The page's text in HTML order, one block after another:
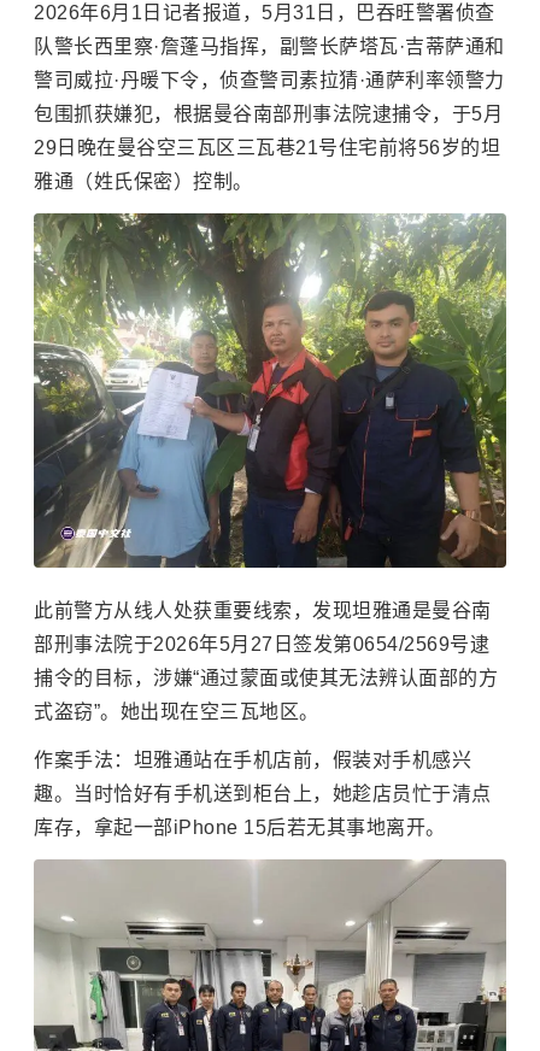
2026年6月1日记者报道，5月31日，巴吞旺警署侦查
队警长西里察·詹蓬马指挥，副警长萨塔瓦·吉蒂萨通和
警司威拉·丹暖下令，侦查警司素拉猜·通萨利率领警力
包围抓获嫌犯，根据曼谷南部刑事法院逮捕令，于5月
29日晚在曼谷空三瓦区三瓦巷21号住宅前将56岁的坦
雅通（姓氏保密）控制。
此前警方从线人处获重要线索，发现坦雅通是曼谷南
部刑事法院于2026年5月27日签发第0654/2569号逮
捕令的目标，涉嫌“通过蒙面或使其无法辨认面部的方
式盗窃”。她出现在空三瓦地区。
作案手法：坦雅通站在手机店前，假装对手机感兴
趣。当时恰好有手机送到柜台上，她趁店员忙于清点
库存，拿起一部iPhone 15后若无其事地离开。